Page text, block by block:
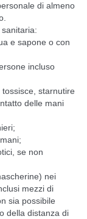
di almeno
e sapone o con
incluso
starnutire
delle mani
se non
nei
mezzi di
sia possibile
della distanza di